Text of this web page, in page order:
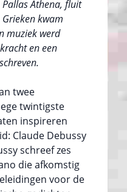
Athena, fluit
kwam
muziek werd
en een
twee
twintigste
inspireren
Claude Debussy
schreef zes
die afkomstig
voor de